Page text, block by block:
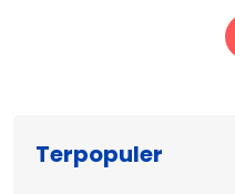
Terpopuler